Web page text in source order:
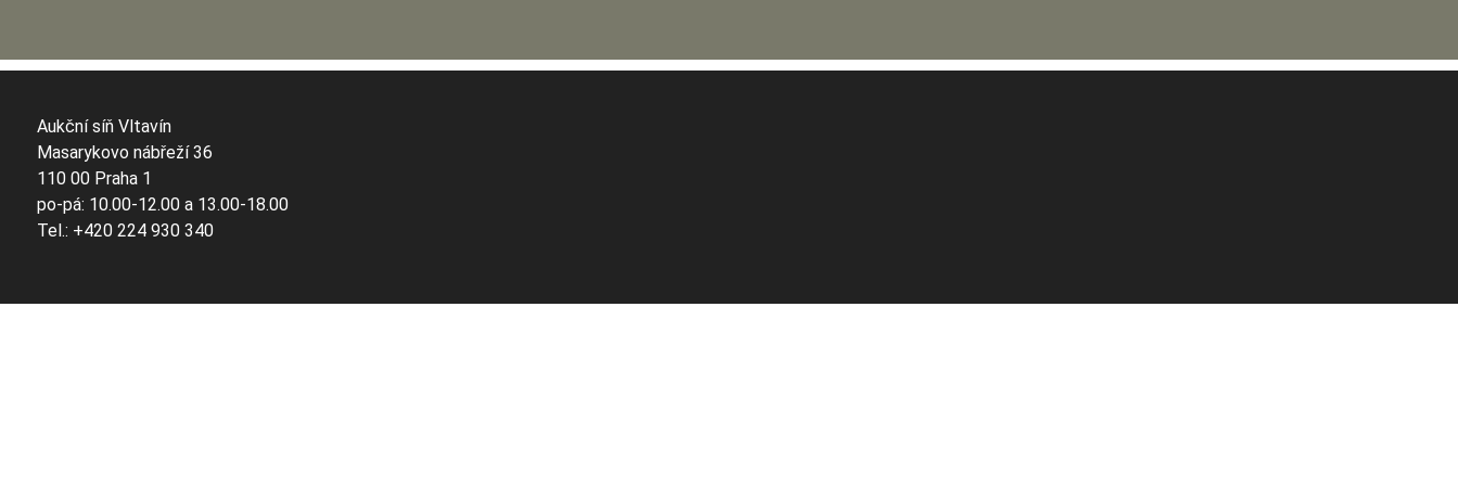
Aukční síň Vltavín
Masarykovo nábřeží 36
110 00 Praha 1
po-pá: 10.00-12.00 a 13.00-18.00
Tel.: +420 224 930 340